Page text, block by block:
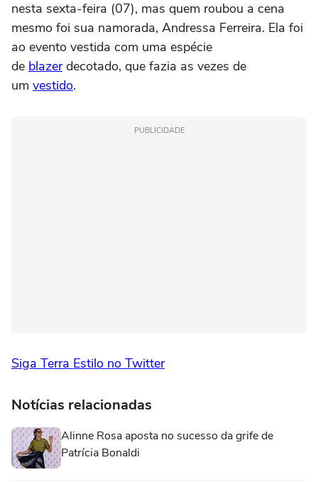
nesta sexta-feira (07), mas quem roubou a cena
mesmo foi sua namorada, Andressa Ferreira. Ela foi
ao evento vestida com uma espécie
de blazerdecotado, que fazia as vezes de
um vestido.
PUBLICIDADE
Siga Terra Estilo no Twitter
Notícias relacionadas
Alinne Rosa aposta no sucesso da grife de
Patrícia Bonaldi